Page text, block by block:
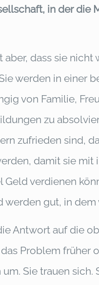
in der die
dass sie nicht
werden in einer
von Familie,
zu
zufrieden sind,
damit sie mit
verdienen
werden gut, in dem
Antwort auf die
Problem früher
Sie trauen sich.